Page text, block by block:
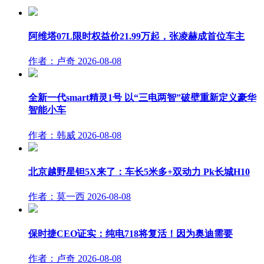
阿维塔07L限时权益价21.99万起，张凌赫成首位车主
作者：卢奇 2026-08-08
全新一代smart精灵1号 以“三电两智”破壁重新定义豪华
智能小车
作者：韩威 2026-08-08
北京越野星钽5X来了：车长5米多+双动力 Pk长城H10
作者：莫一西 2026-08-08
保时捷CEO证实：纯电718将复活！因为奥迪需要
作者：卢奇 2026-08-08